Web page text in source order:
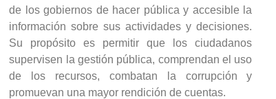
de los gobiernos de hacer pública y accesible la
información sobre sus actividades y decisiones.
Su propósito es permitir que los ciudadanos
supervisen la gestión pública, comprendan el uso
de los recursos, combatan la corrupción y
promuevan una mayor rendición de cuentas.